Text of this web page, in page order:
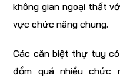
không gian ngoại thất
vực chức năng chung.
Các căn biệt thự tuy
đồm quá nhiều chức